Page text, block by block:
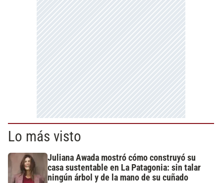
Lo más visto
Juliana Awada mostró cómo construyó su
casa sustentable en La Patagonia: sin talar
ningún árbol y de la mano de su cuñado